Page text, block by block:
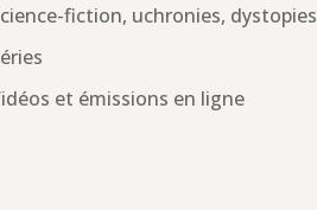
fiction, uchronies, dystopies
et émissions en ligne